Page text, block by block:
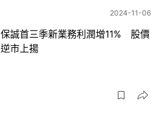
2024-11-06
保誠首三季新業務利潤增11% 股價
逆市上揚